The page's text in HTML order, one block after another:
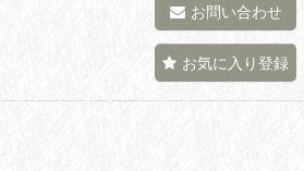
お問い合わせ
お気に入り登録